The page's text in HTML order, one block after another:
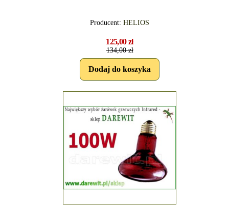
Producent: HELIOS
125,00 zł
134,00 zł